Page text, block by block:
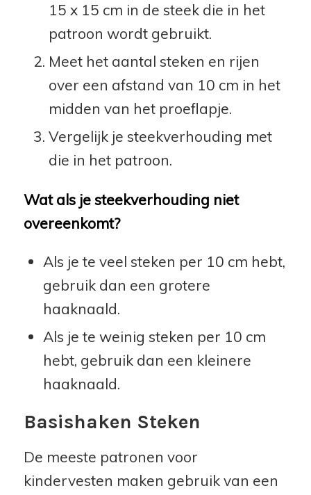
15 x 15 cm in de steek die in het
patroon wordt gebruikt.
Meet het aantal steken en rijen
over een afstand van 10 cm in het
midden van het proeflapje.
Vergelijk je steekverhouding met
die in het patroon.
Wat als je steekverhouding niet
overeenkomt?
Als je te veel steken per 10 cm hebt,
gebruik dan een grotere
haaknaald.
Als je te weinig steken per 10 cm
hebt, gebruik dan een kleinere
haaknaald.
Basishaken Steken
De meeste patronen voor
kindervesten maken gebruik van een